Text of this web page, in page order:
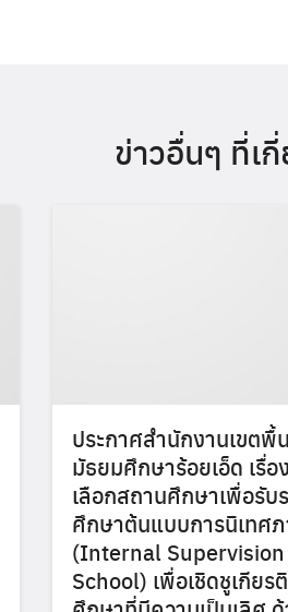
ข่าวอื่นๆ ที่เ
ประกาศสำนักงานเขตพื้
มัธยมศึกษาร้อยเอ็ด เรื่
เลือกสถานศึกษาเพื่อรับ
ศึกษาต้นแบบการนิเทศภ
(Internal
School) เพื่อเชิดชูเกียร